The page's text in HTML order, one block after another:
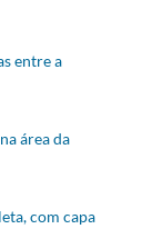
entre a
área da
com capa